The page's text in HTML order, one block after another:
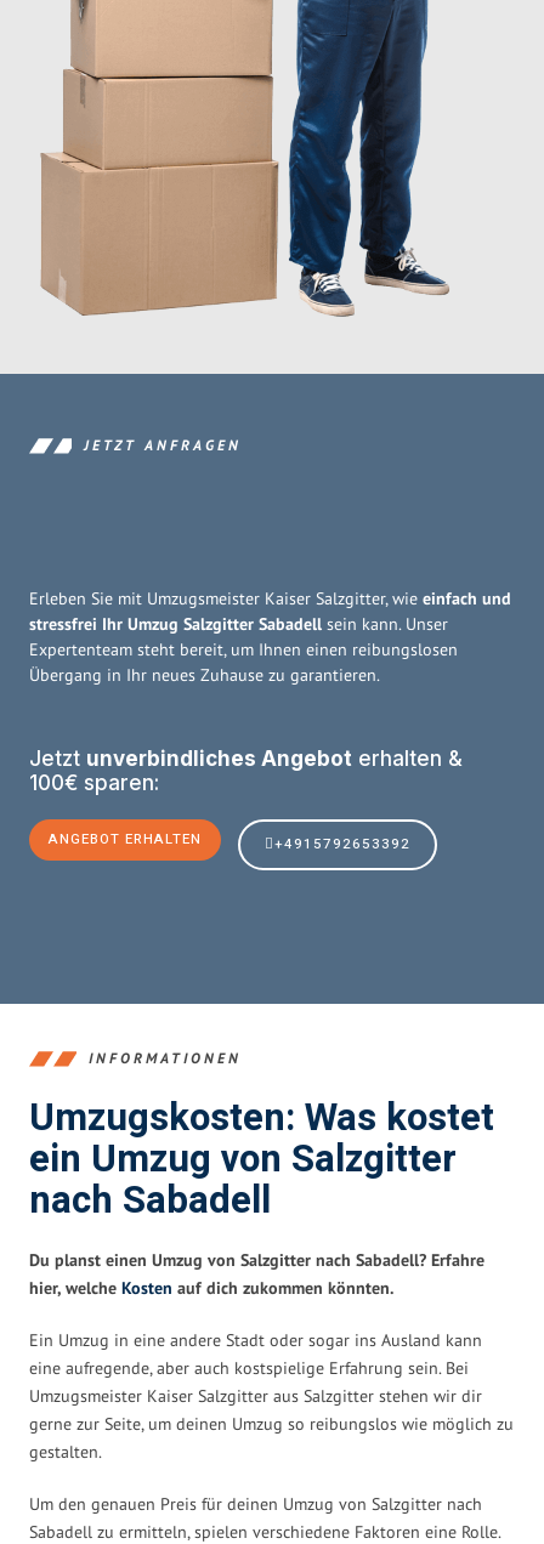
JETZT ANFRAGEN
Erleben Sie mit Umzugsmeister Kaiser Salzgitter, wie einfach und
stressfrei Ihr Umzug Salzgitter Sabadell sein kann. Unser
Expertenteam steht bereit, um Ihnen einen reibungslosen
Übergang in Ihr neues Zuhause zu garantieren.
Jetzt unverbindliches Angebot erhalten &
100€ sparen:
ANGEBOT ERHALTEN +4915792653392
INFORMATIONEN
Umzugskosten: Was kostet
ein Umzug von Salzgitter
nach Sabadell
Du planst einen Umzug von Salzgitter nach Sabadell? Erfahre
hier, welche Kosten auf dich zukommen könnten.
Ein Umzug in eine andere Stadt oder sogar ins Ausland kann
eine aufregende, aber auch kostspielige Erfahrung sein. Bei
Umzugsmeister Kaiser Salzgitter aus Salzgitter stehen wir dir
gerne zur Seite, um deinen Umzug so reibungslos wie möglich zu
gestalten.
Um den genauen Preis für deinen Umzug von Salzgitter nach
Sabadell zu ermitteln, spielen verschiedene Faktoren eine Rolle.